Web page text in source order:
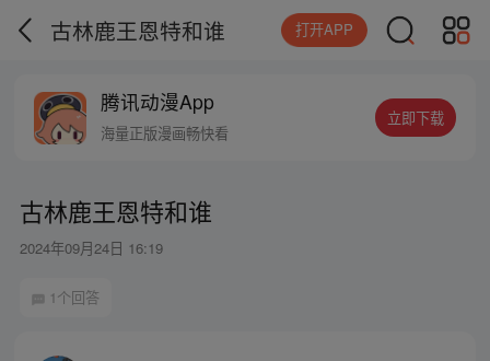
古林鹿王恩特和谁 打开APP
腾讯动漫App
海量正版漫画畅快看
立即下载
古林鹿王恩特和谁
2024年09月24日 16:19
1个回答